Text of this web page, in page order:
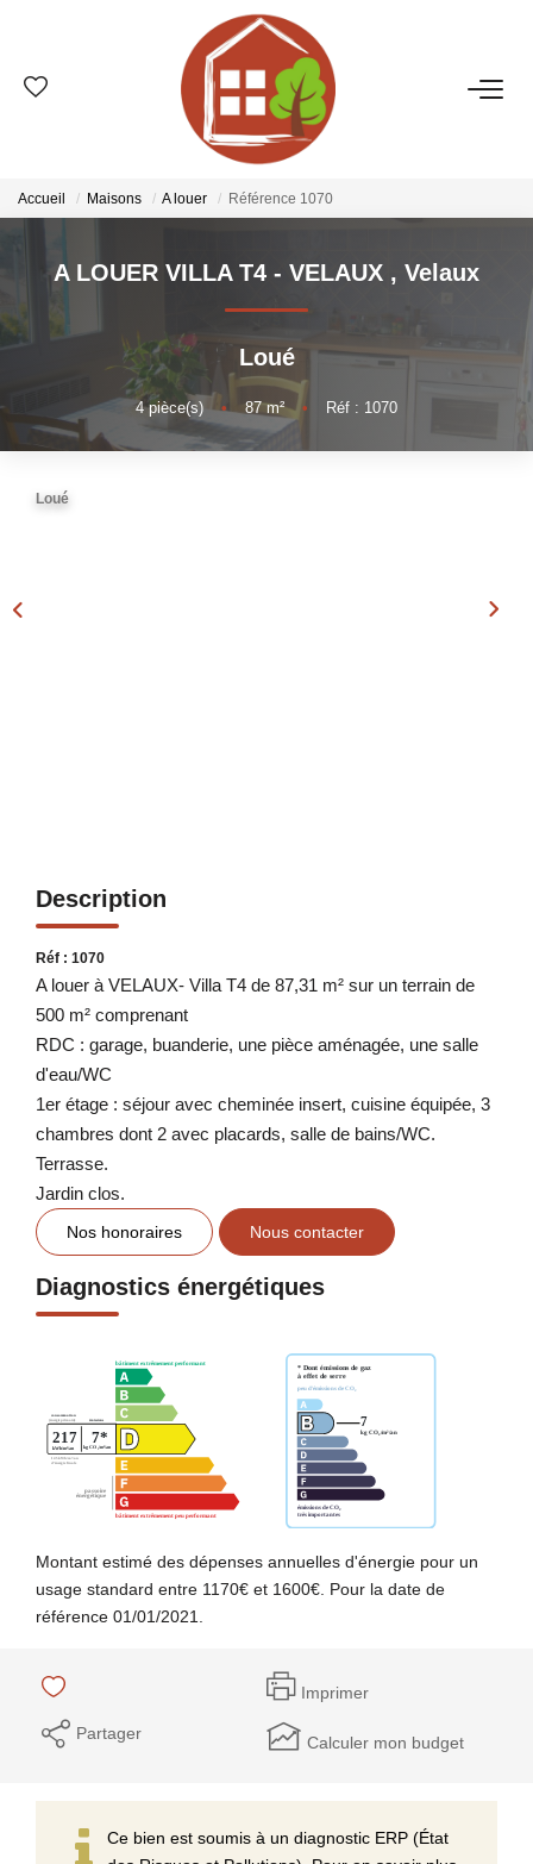
VENTES
ESTIMATION
LOCATIONS
GESTION
LE GROUPE
Accueil Maisons A louer Référence 1070
A LOUER VILLA T4 - VELAUX , Velaux
Loué
4pièce(s) • 87m² • Réf : 1070
Loué
Description
Réf : 1070
A louer à VELAUX- Villa T4 de 87,31 m² sur un terrain de
500 m² comprenant
RDC : garage, buanderie, une pièce aménagée, une salle
d'eau/WC
1er étage : séjour avec cheminée insert, cuisine équipée, 3
chambres dont 2 avec placards, salle de bains/WC.
Terrasse.
Jardin clos.
Nos honoraires Nous contacter
Diagnostics énergétiques
Montant estimé des dépenses annuelles d'énergie pour un
usage standard entre 1170€ et 1600€. Pour la date de
référence 01/01/2021.
Imprimer
Partager Calculer mon budget
Ce bien est soumis à un diagnostic ERP (État